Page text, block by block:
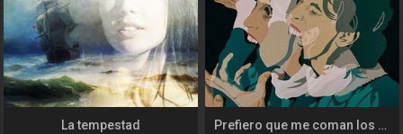
La tempestad Prefiero que me coman los perros